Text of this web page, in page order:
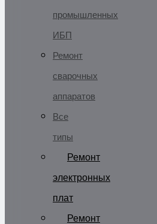
промышленных
ИБП
Ремонт
сварочных
аппаратов
Все
типы
Ремонт
электронных
плат
Ремонт